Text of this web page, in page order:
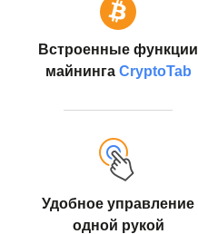
Встроенные функции
майнинга CryptoTab
Удобное управление
одной рукой